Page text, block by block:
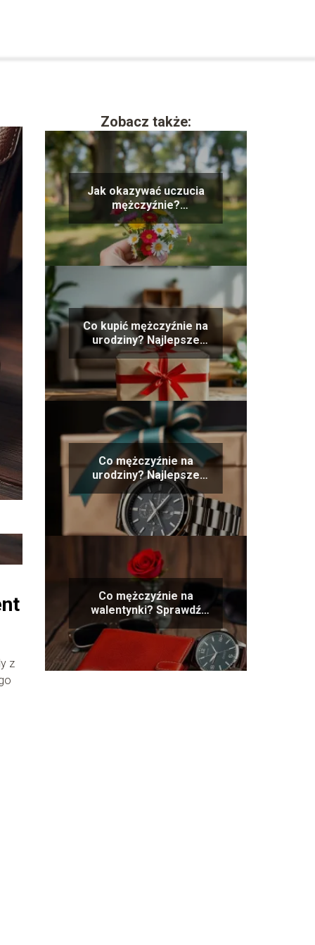
z
Zobacz także:
Jak okazywać uczucia
mężczyźnie?
Sprawdzone sposoby na
miłość
Co kupić mężczyźnie na
urodziny? Najlepsze
pomysły na prezent
Co mężczyźnie na
urodziny? Najlepsze
pomysły na prezent
Co mężczyźnie na
walentynki? Sprawdź
najlepsze pomysły na
prezent!